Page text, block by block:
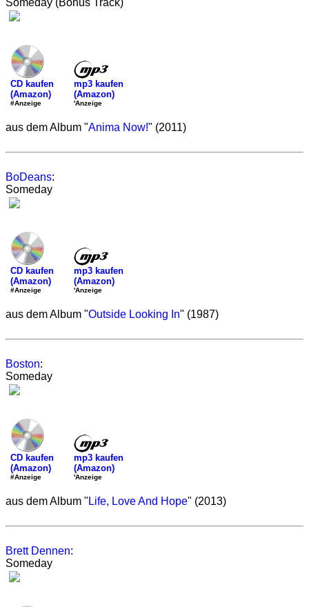
Someday (Bonus Track)
CD kaufen
(Amazon)
#Anzeige
mp3 kaufen
(Amazon)
'Anzeige
aus dem Album "Anima Now!" (2011)
BoDeans:
Someday
CD kaufen
(Amazon)
#Anzeige
mp3 kaufen
(Amazon)
'Anzeige
aus dem Album "Outside Looking In" (1987)
Boston:
Someday
CD kaufen
(Amazon)
#Anzeige
mp3 kaufen
(Amazon)
'Anzeige
aus dem Album " Life, Love And Hope" (2013)
Brett Dennen:
Someday